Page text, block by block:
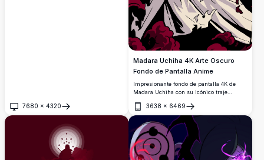
7680 × 4320
Abrir
Madara Uchiha 4K Arte Oscuro
Fondo de Pantalla Anime
Impresionante fondo de pantalla 4K de
Madara Uchiha con su icónico traje
blanco, rodeado de humo de chakra
carmesí y Esferas Buscadoras de la
Verdad. Arte anime de alta resolución con
dramáticos tonos rojo oscuro y una
presencia poderosa.
3638 × 6469
Abrir